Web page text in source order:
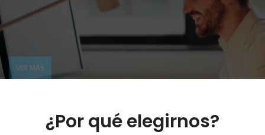
Módulos configurables para
integrar su proceso de gestión
¿Por qué elegirnos?